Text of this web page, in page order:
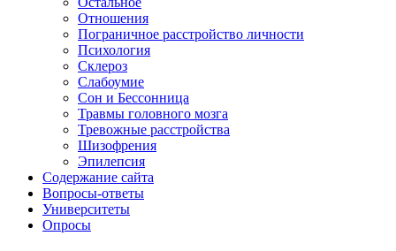
Отношения
Пограничное расстройство личности
Психология
Склероз
Слабоумие
Сон и Бессонница
Травмы головного мозга
Тревожные расстройства
Шизофрения
Эпилепсия
Содержание сайта
Вопросы-ответы
Университеты
Опросы